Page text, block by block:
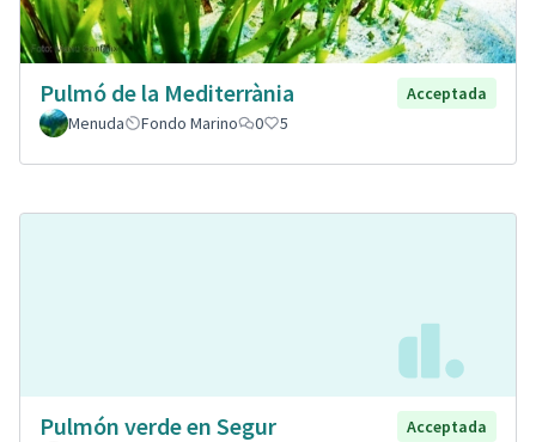
Pulmó de la Mediterrània
Acceptada
Menuda
Fondo Marino 0 5
Pulmón verde en Segur
Acceptada